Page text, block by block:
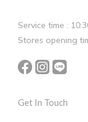
Service time :
Stores opening
Get In Touch